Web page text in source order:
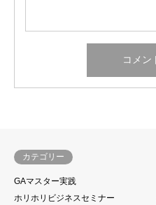
カテゴリー
GAマスター実践
ホリホリビジネスセミナー